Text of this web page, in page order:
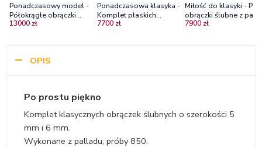
Ponadczasowy model -
Półokrągłe obrączki
ślubne z palladu, 3,5mm,
13000 zł
Ponadczasowa klasyka -
Komplet płaskich
obrączek Diamond Sky z
7700 zł
Miłość do klasyki -
obrączki ślubne z
3mm
7900 zł
OPIS
Po prostu piękno
Komplet klasycznych obrączek ślubnych o szerokości 5
mm i 6 mm.
Wykonane z palladu, próby 850.